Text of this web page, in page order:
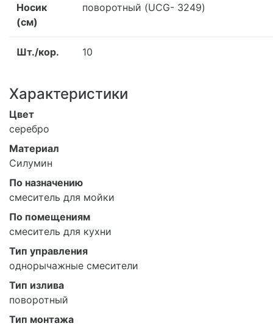
Носик
(см)
поворотный (UCG- 3249)
Шт./кор. 10
Характеристики
Цвет
серебро
Материал
Силумин
По назначению
смеситель для мойки
По помещениям
смеситель для кухни
Тип управления
однорычажные смесители
Тип излива
поворотный
Тип монтажа